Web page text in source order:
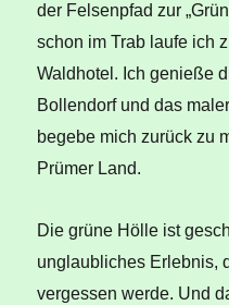
der Felsenpfad zur
schon im Trab laufe ich
Waldhotel. Ich genieße
Bollendorf und das
begebe mich zurück zu
Prümer Land.
Die grüne Hölle ist
unglaubliches Erlebnis,
vergessen werde. Und